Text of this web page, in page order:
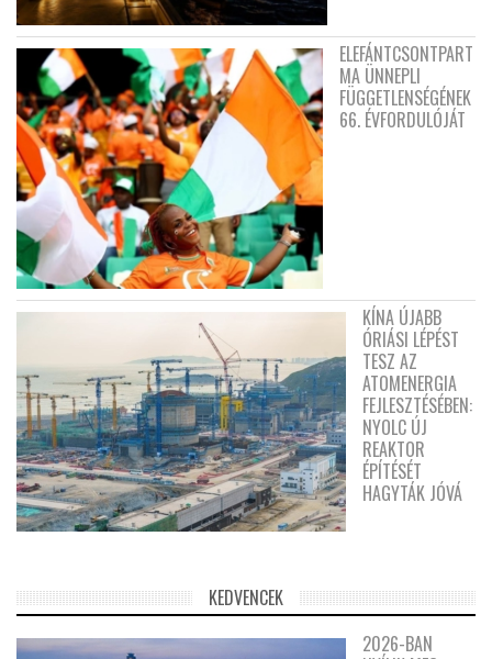
ELEFÁNTCSONTPART
MA ÜNNEPLI
FÜGGETLENSÉGÉNEK
66. ÉVFORDULÓJÁT
KÍNA ÚJABB
ÓRIÁSI LÉPÉST
TESZ AZ
ATOMENERGIA
FEJLESZTÉSÉBEN:
NYOLC ÚJ
REAKTOR
ÉPÍTÉSÉT
HAGYTÁK JÓVÁ
KEDVENCEK
2026-BAN